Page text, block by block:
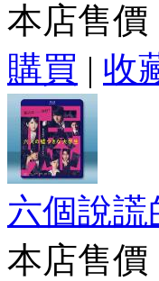
本店售價
購買 | 收
六個說謊
本店售價